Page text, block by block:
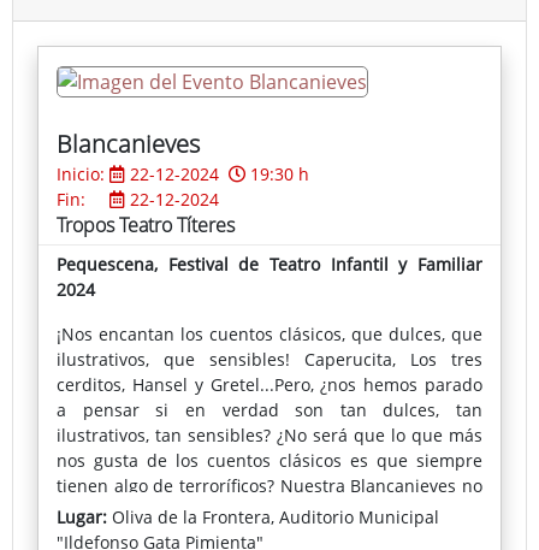
Blancanieves
Inicio: 22-12-2024
19:30 h
Fin:
22-12-2024
Tropos Teatro Títeres
Pequescena, Festival de Teatro Infantil y Familiar
2024
¡Nos encantan los cuentos clásicos, que dulces, que
ilustrativos, que sensibles! Caperucita, Los tres
cerditos, Hansel y Gretel...Pero, ¿nos hemos parado
a pensar si en verdad son tan dulces, tan
ilustrativos, tan sensibles? ¿No será que lo que más
nos gusta de los cuentos clásicos es que siempre
tienen algo de terroríficos? Nuestra Blancanieves no
sabe de tareas domésticas, pero sabe hacer una
página web y desde luego no va besar a ninguna
Lugar: Oliva de la Frontera, Auditorio Municipal
"Ildefonso Gata Pimienta"